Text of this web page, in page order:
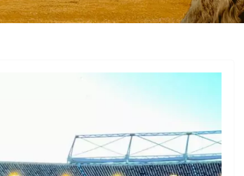
ACTUALITÉS TAURINES PHOTOS TAURINES 2026
Bayonne, la corrida des